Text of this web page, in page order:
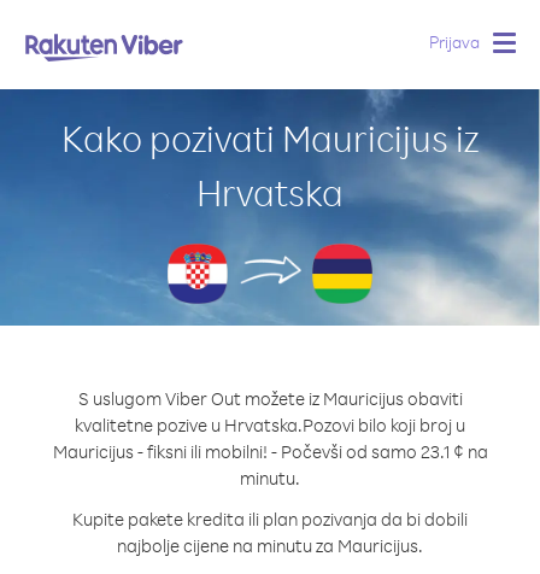
Prijava
Kako pozivati Mauricijus iz
Hrvatska
S uslugom Viber Out možete iz Mauricijus obaviti
kvalitetne pozive u Hrvatska.Pozovi bilo koji broj u
Mauricijus - fiksni ili mobilni! - Počevši od samo 23.1 ¢ na
minutu.
Kupite pakete kredita ili plan pozivanja da bi dobili
najbolje cijene na minutu za Mauricijus.